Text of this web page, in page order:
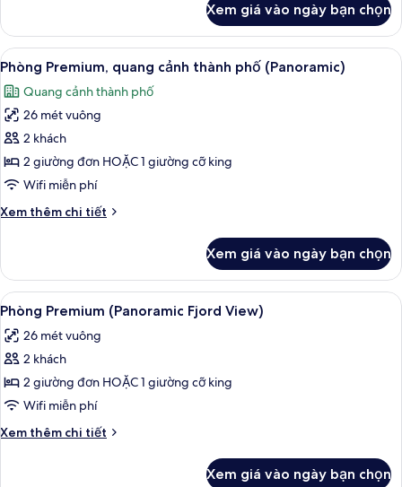
Phòng
dành
cho
đình
Xem giá vào ngày bạn chọn
Xem
tất
cả
ảnh
Phòng
Premium,
quang
thành
Bộ đồ giường kháng dị ứng,
7
Phòng Premium, quang cảnh thành phố (Panoramic)
Quang cảnh thành phố
26 mét vuông
2 khách
2 giường đơn HOẶC 1 giường cỡ king
Wifi miễn phí
Xem thêm chi tiết
Chi
Phòng
Premium,
quang
thành
phố
Xem giá vào ngày bạn chọn
Xem
tất
cả
ảnh
Phòng
Premium
(Panoramic
Fjord
Bộ đồ giường kháng dị ứng,
6
Phòng Premium (Panoramic Fjord View)
26 mét vuông
2 khách
2 giường đơn HOẶC 1 giường cỡ king
Wifi miễn phí
Xem thêm chi tiết
Chi
Xem giá vào ngày bạn chọn